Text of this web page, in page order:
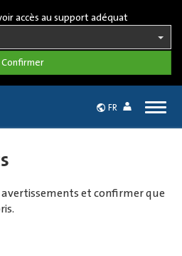
accès au support adéquat
FR
et confirmer que